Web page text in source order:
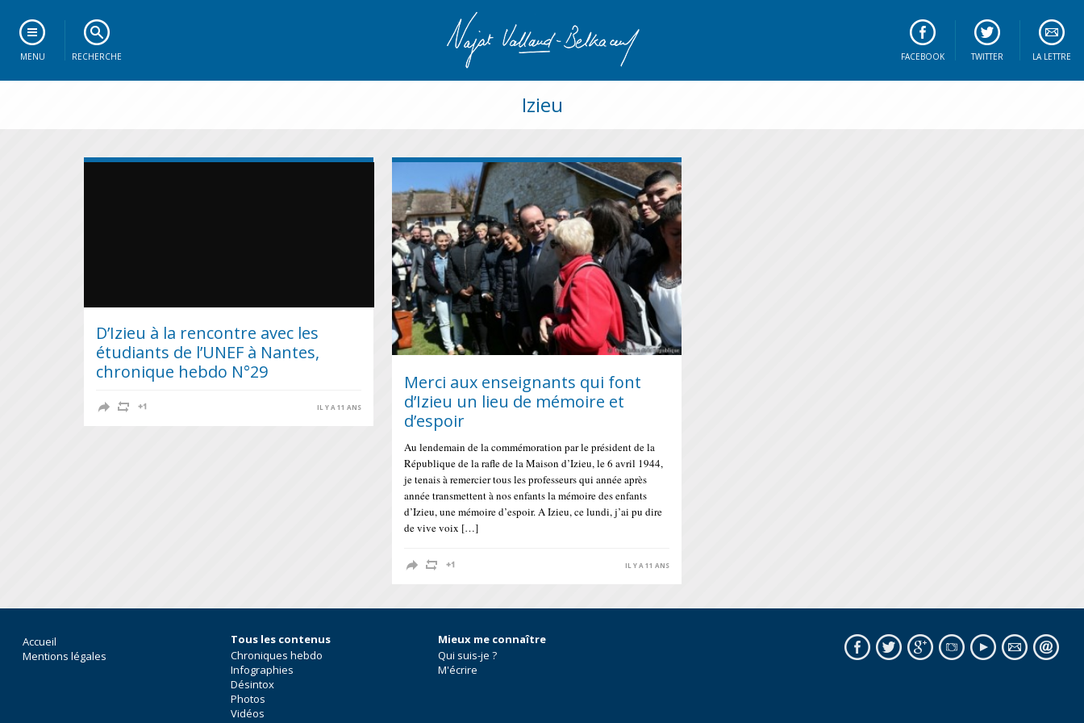
MENU RECHERCHE LA LETTRE
TWITTER
FACEBOOK
Izieu
D’Izieu à la rencontre avec les
étudiants de l’UNEF à Nantes,
chronique hebdo N°29
IL Y A 11 ANS
Merci aux enseignants qui font
d’Izieu un lieu de mémoire et
d’espoir
Au lendemain de la commémoration par le président de la
République de la rafle de la Maison d’Izieu, le 6 avril 1944,
je tenais à remercier tous les professeurs qui année après
année transmettent à nos enfants la mémoire des enfants
d’Izieu, une mémoire d’espoir. A Izieu, ce lundi, j’ai pu dire
de vive voix […]
IL Y A 11 ANS
Accueil
Mentions légales
Tous les contenus
Chroniques hebdo
Infographies
Désintox
Photos
Vidéos
Mieux me connaître
Qui suis-je ?
M'écrire